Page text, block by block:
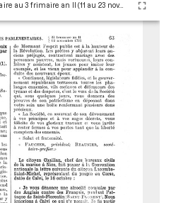
Saint-Michel, en mission en
commettent des atrocités, lors
Christophe Merlin de Thionville
Tome LXXIX - Du 21 brumaire au 3 frimaire an II (11 au 23 novembre 1793)